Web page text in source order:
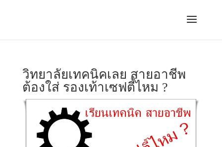
วิทยาลัยเทคนิคเลย สายอาชีพ
ต้องใส่ รองเท้าเซฟตี้ไหม ?